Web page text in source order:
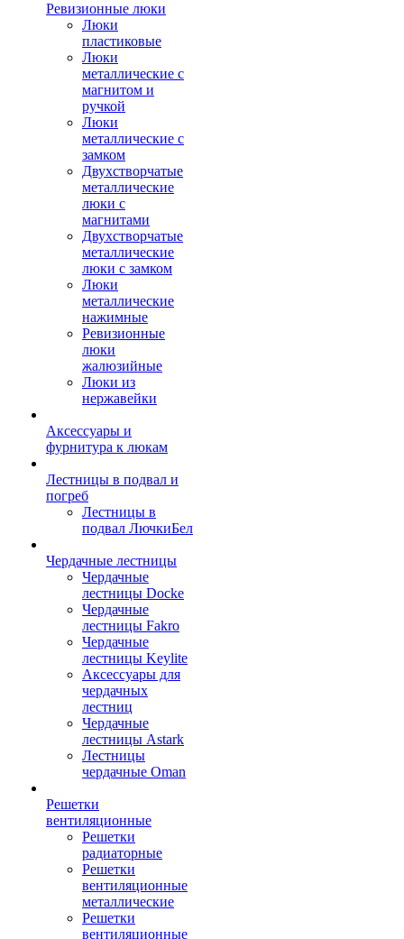
Ревизионные люки
Люки
пластиковые
Люки
металлические с
магнитом и
ручкой
Люки
металлические с
замком
Двухстворчатые
металлические
люки с
магнитами
Двухстворчатые
металлические
люки с замком
Люки
металлические
нажимные
Ревизионные
люки
жалюзийные
Люки из
нержавейки
Аксессуары и
фурнитура к люкам
Лестницы в подвал и
погреб
Лестницы в
подвал ЛючкиБел
Чердачные лестницы
Чердачные
лестницы Docke
Чердачные
лестницы Fakro
Чердачные
лестницы Keylite
Аксессуары для
чердачных
лестниц
Чердачные
лестницы Astark
Лестницы
чердачные Oman
Решетки
вентиляционные
Решетки
радиаторные
Решетки
вентиляционные
металлические
Решетки
вентиляционные